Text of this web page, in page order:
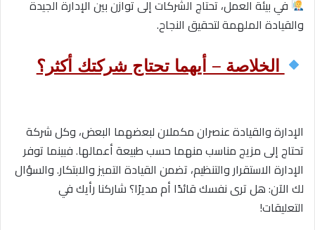
في بيئة العمل، تحتاج الشركات إلى توازن بين الإدارة الجيدة
والقيادة الملهمة لتحقيق النجاح.
الخلاصة – أيهما تحتاج شركتك أكثر؟
الإدارة والقيادة عنصران مكملان لبعضهما البعض، وكل شركة
تحتاج إلى مزيج مناسب منهما حسب طبيعة أعمالها. فبينما توفر
الإدارة الاستقرار والتنظيم، تضمن القيادة التميز والابتكار. والسؤال
لك الآن: هل ترى نفسك قائدًا أم مديرًا؟ شاركنا رأيك في
التعليقات!